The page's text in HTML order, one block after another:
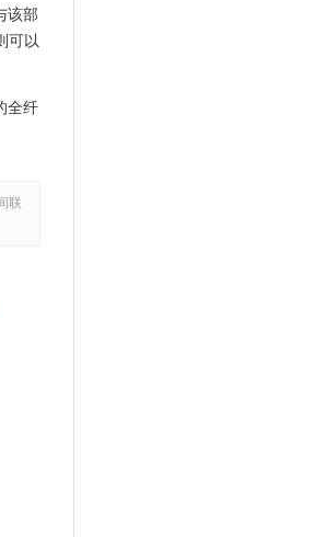
该部
可以
全纤
联